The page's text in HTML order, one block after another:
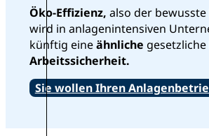
Öko-Effizienz, also der
wird in anlagenintensiven
künftig eineähnliche gesetzliche
Arbeitssicherheit.
Sie wollen Ihren